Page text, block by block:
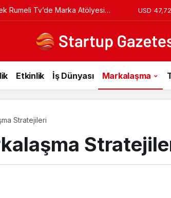
USD 47,72
Etkinlik İş Dünyası Markalaşma
Stratejileri